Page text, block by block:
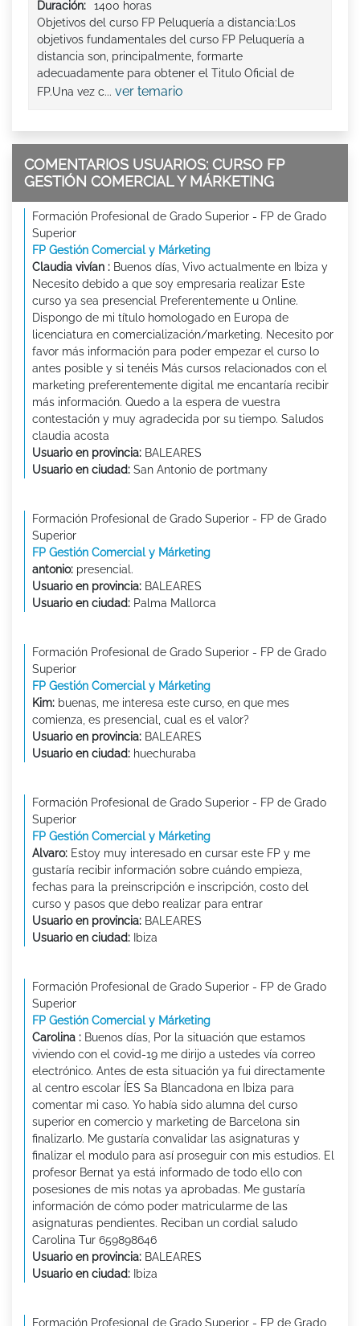
Duración:
1400 horas
Objetivos del curso FP Peluquería a distancia:Los
objetivos fundamentales del curso FP Peluquería a
distancia son, principalmente, formarte
adecuadamente para obtener el Titulo Oficial de
FP.Una vez c... ver temario
COMENTARIOS USUARIOS: CURSO FP
GESTIÓN COMERCIAL Y MÁRKETING
Formación Profesional de Grado Superior - FP de Grado
Superior
FP Gestión Comercial y Márketing
Claudia vivían : Buenos días, Vivo actualmente en Ibiza y
Necesito debido a que soy empresaria realizar Este
curso ya sea presencial Preferentemente u Online.
Dispongo de mi título homologado en Europa de
licenciatura en comercialización/marketing. Necesito por
favor más información para poder empezar el curso lo
antes posible y si tenéis Más cursos relacionados con el
marketing preferentemente digital me encantaría recibir
más información. Quedo a la espera de vuestra
contestación y muy agradecida por su tiempo. Saludos
claudia acosta
Usuario en provincia: BALEARES
Usuario en ciudad: San Antonio de portmany
Formación Profesional de Grado Superior - FP de Grado
Superior
FP Gestión Comercial y Márketing
antonio: presencial.
Usuario en provincia: BALEARES
Usuario en ciudad: Palma Mallorca
Formación Profesional de Grado Superior - FP de Grado
Superior
FP Gestión Comercial y Márketing
Kim: buenas, me interesa este curso, en que mes
comienza, es presencial, cual es el valor?
Usuario en provincia: BALEARES
Usuario en ciudad: huechuraba
Formación Profesional de Grado Superior - FP de Grado
Superior
FP Gestión Comercial y Márketing
Alvaro: Estoy muy interesado en cursar este FP y me
gustaría recibir información sobre cuándo empieza,
fechas para la preinscripción e inscripción, costo del
curso y pasos que debo realizar para entrar
Usuario en provincia: BALEARES
Usuario en ciudad: Ibiza
Formación Profesional de Grado Superior - FP de Grado
Superior
FP Gestión Comercial y Márketing
Carolina : Buenos días, Por la situación que estamos
viviendo con el covid-19 me dirijo a ustedes vía correo
electrónico. Antes de esta situación ya fui directamente
al centro escolar ÍES Sa Blancadona en Ibiza para
comentar mi caso. Yo había sido alumna del curso
superior en comercio y marketing de Barcelona sin
finalizarlo. Me gustaría convalidar las asignaturas y
finalizar el modulo para así proseguir con mis estudios. El
profesor Bernat ya está informado de todo ello con
posesiones de mis notas ya aprobadas. Me gustaría
información de cómo poder matricularme de las
asignaturas pendientes. Reciban un cordial saludo
Carolina Tur 659898646
Usuario en provincia: BALEARES
Usuario en ciudad: Ibiza
Formación Profesional de Grado Superior - FP de Grado